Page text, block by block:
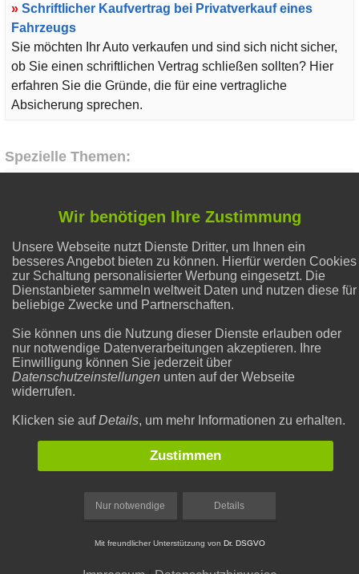
» Schriftlicher Kaufvertrag bei Privatverkauf eines
Fahrzeugs
Sie möchten Ihr Auto verkaufen und sind sich nicht sicher,
ob Sie einen schriftlichen Vertrag schließen sollten? Hier
erfahren Sie die Gründe, die für eine vertragliche
Absicherung sprechen.
Spezielle Themen:
Alternative Heilmethoden
Natron und Backpulver
Abnehmen
Gesunder Schlaf
Wir benötigen Ihre Zustimmung
Unsere Webseite nutzt Dienste Dritter, um Ihnen ein
besseres Angebot bieten zu können. Hierfür werden Cookies
zur Schaltung personalisierter Werbung eingesetzt. Die
Dienstanbieter sammeln weltweit Daten und nutzen diese für
beliebige Zwecke und Partnerschaften.
Sie können uns die Nutzung dieser Dienste erlauben oder
nur notwendige Datenverarbeitungen akzeptieren. Ihre
Einwilligung können Sie jederzeit über
Datenschutzeinstellungen unten auf der Webseite
widerrufen.
Klicken sie aufDetails, um mehr Informationen zu erhalten.
Zustimmen
Nur notwendige Details
Mit freundlicher Unterstützung von Dr. DSGVO